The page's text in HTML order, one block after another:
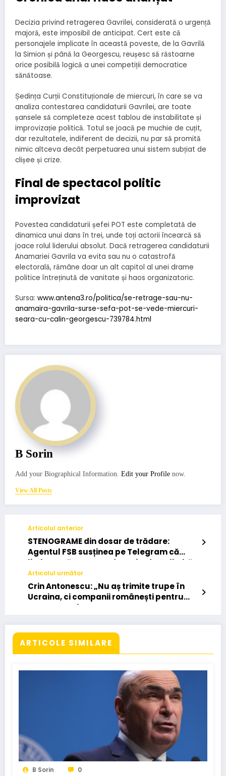
Decizia privind retragerea Gavrilei, considerată o urgență
majoră, este imposibil de anticipat. Cert este că
personajele implicate în această poveste, de la Gavrilă
la Simion și până la Georgescu, reușesc să răstoarne
orice posibilă logică a unei competiții democratice
sănătoase.
Ședința Curții Constituționale de miercuri, în care se va
analiza contestarea candidaturii Gavrilei, are toate
șansele să completeze acest tablou de instabilitate și
improvizație politică. Totul se joacă pe muchie de cuțit,
dar rezultatele, indiferent de decizii, nu par să promită
nimic altceva decât perpetuarea unui sistem subțiat de
clișee și crize.
Final de spectacol politic
improvizat
Povestea candidaturii șefei POT este completată de
dinamica unui dans în trei, unde toți actorii încearcă să
joace rolul liderului absolut. Dacă retragerea candidaturii
Anamariei Gavrila va evita sau nu o catastrofă
electorală, rămâne doar un alt capitol al unei drame
politice întreținută de vanitate și haos organizatoric.
Sursa: www.antena3.ro/politica/se-retrage-sau-nu-
anamaira-gavrila-surse-sefa-pot-se-vede-miercuri-
seara-cu-calin-georgescu-739784.html
B Sorin
Add your Biographical Information. Edit your Profile now.
View All Posts
Articolul anterior
STENOGRAME din dosar de trădare:
Agentul FSB susținea pe Telegram că
limba rusă ar putea deveni a doua limbă
oficială în România
Articolul următor
Crin Antonescu: „Nu aș trimite trupe în
Ucraina, ci companii românești pentru
reconstrucție”
ARTICOLE SIMILARE
B Sorin 0